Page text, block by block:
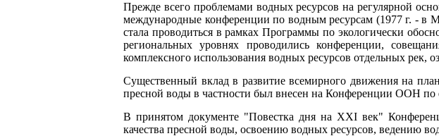
Прежде всего проблемами водных ресурсов на регулярной
международные конференции по водным ресурсам (1977 г. - в
стала проводиться в рамках Программы по экологически
региональных уровнях проводились конференции,
комплексного использования водных ресурсов отдельных рек,
Существенный вклад в развитие всемирного движения на
пресной воды в частности был внесен на Конференции ООН
В принятом документе "Повестка дня на XXI век"
качества пресной воды, освоению водных ресурсов, ведению